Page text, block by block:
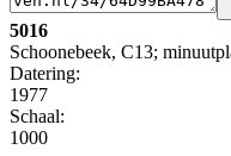
5016
Schoonebeek, C13;
Datering:
1977
Schaal:
1000